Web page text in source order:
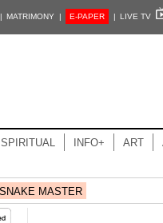
| MATRIMONY | E-PAPER | LIVE TV
SPIRITUAL INFO+ ART
SNAKE MASTER